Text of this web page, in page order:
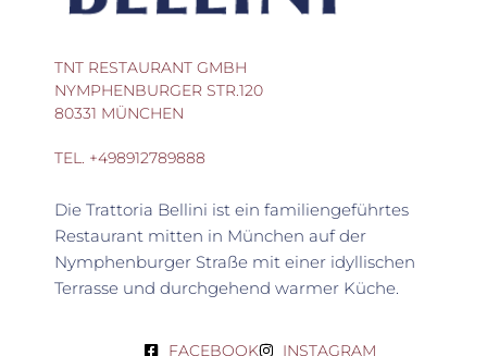
TNT RESTAURANT GMBH
NYMPHENBURGER STR.120
80331 MÜNCHEN
TEL. +498912789888
Die Trattoria Bellini ist ein familiengeführtes
Restaurant mitten in München auf der
Nymphenburger Straße mit einer idyllischen
Terrasse und durchgehend warmer Küche.
FACEBOOK INSTAGRAM